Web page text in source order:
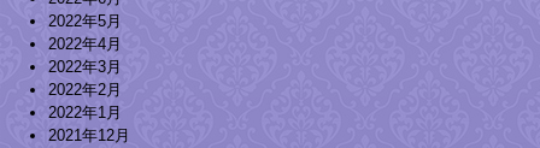
2022年5月
2022年4月
2022年3月
2022年2月
2022年1月
2021年12月